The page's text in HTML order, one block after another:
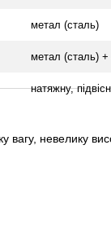
метал (сталь)
метал (сталь) +
натяжну,
вагу, невелику